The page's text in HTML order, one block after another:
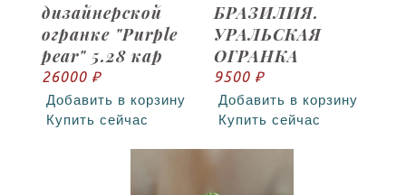
дизайнерской
огранке "Purple
pear" 5.28 кар
26000 ₽
Добавить в корзину
Купить сейчас
БРАЗИЛИЯ.
УРАЛЬСКАЯ
ОГРАНКА
9500 ₽
Добавить в корзину
Купить сейчас